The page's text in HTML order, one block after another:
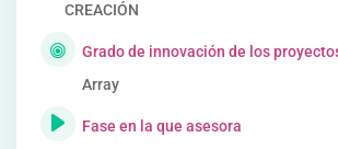
CREACIÓN
Grado de innovación de los
Array
Fase en la que asesora